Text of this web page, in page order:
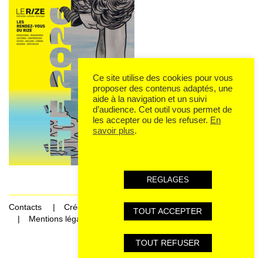
Contacts
Crédits
Mentions légales et données personnelles
Ce site utilise des cookies pour vous
proposer des contenus adaptés, une
aide à la navigation et un suivi
d’audience. Cet outil vous permet de
les accepter ou de les refuser. En
savoir plus.
REGLAGES
TOUT ACCEPTER
TOUT REFUSER